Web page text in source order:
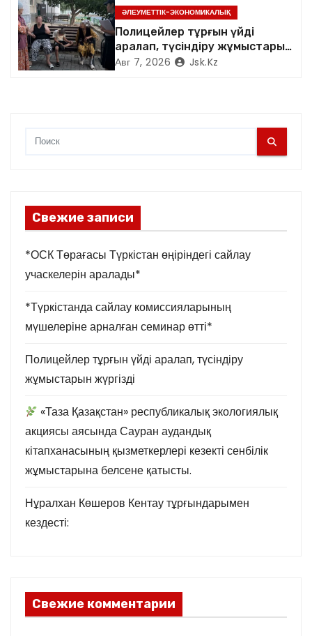
я
м
ӘЛЕУМЕТТІК-ЭКОНОМИКАЛЫҚ
Полицейлер тұрғын үйді
аралап, түсіндіру жұмыстарын
жүргізді
Авг 7, 2026 Jsk.kz
Свежие записи
*ОСК Төрағасы Түркістан өңіріндегі сайлау
учаскелерін аралады*
*Түркістанда сайлау комиссияларының
мүшелеріне арналған семинар өтті*
Полицейлер тұрғын үйді аралап, түсіндіру
жұмыстарын жүргізді
«Таза Қазақстан» республикалық экологиялық
акциясы аясында Сауран аудандық
кітапханасының қызметкерлері кезекті сенбілік
жұмыстарына белсене қатысты.
Нұралхан Көшеров Кентау тұрғындарымен
кездесті:
Свежие комментарии